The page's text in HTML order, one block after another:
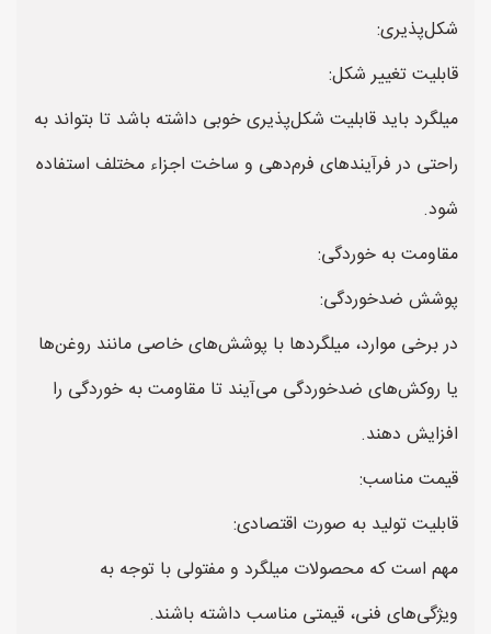
شکل‌پذیری:
قابلیت تغییر شکل:
میلگرد باید قابلیت شکل‌پذیری خوبی داشته باشد تا بتواند به
راحتی در فرآیندهای فرم‌دهی و ساخت اجزاء مختلف استفاده
شود.
مقاومت به خوردگی:
پوشش ضدخوردگی:
در برخی موارد، میلگرد‌ها با پوشش‌های خاصی مانند روغن‌ها
یا روکش‌های ضدخوردگی می‌آیند تا مقاومت به خوردگی را
افزایش دهند.
قیمت مناسب:
قابلیت تولید به صورت اقتصادی:
مهم است که محصولات میلگرد و مفتولی با توجه به
ویژگی‌های فنی، قیمتی مناسب داشته باشند.